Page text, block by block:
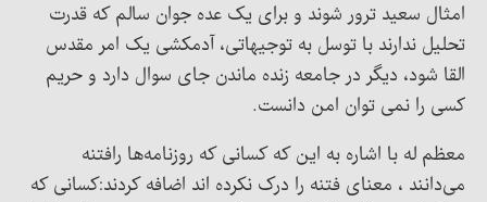
امثال سعید ترور شوند و برای یک عده جوان سالم که قدرت
تحلیل ندارند با توسل به توجیهاتی، آدمکشی یک امر مقدس
القا شود، دیگر در جامعه زنده ماندن جای سوال دارد و حریم
کسی را نمی ‌توان امن دانست.
معظم له با اشاره به این که کسانی که روزنامه‌ها رافتنه
می‌دانند ، معنای فتنه را درک نکرده اند اضافه کردند:کسانی که